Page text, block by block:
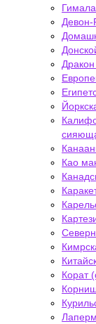
Девон-
Као
Корат
Лаперм